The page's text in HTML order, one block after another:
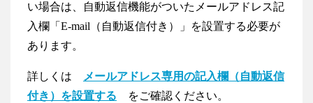
い場合は、自動返信機能がついたメールアドレス記
入欄「E-mail（自動返信付き）」を設置する必要が
あります。
詳しくは
メールアドレス専用の記入欄（自動返信
付き）を設置する をご確認ください。